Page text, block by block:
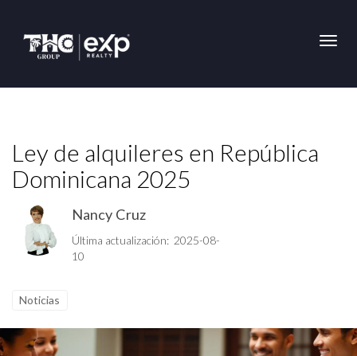
Ley de alquileres en República
Dominicana 2025
Nancy Cruz
Última actualización: 2025-08-
10
Noticias